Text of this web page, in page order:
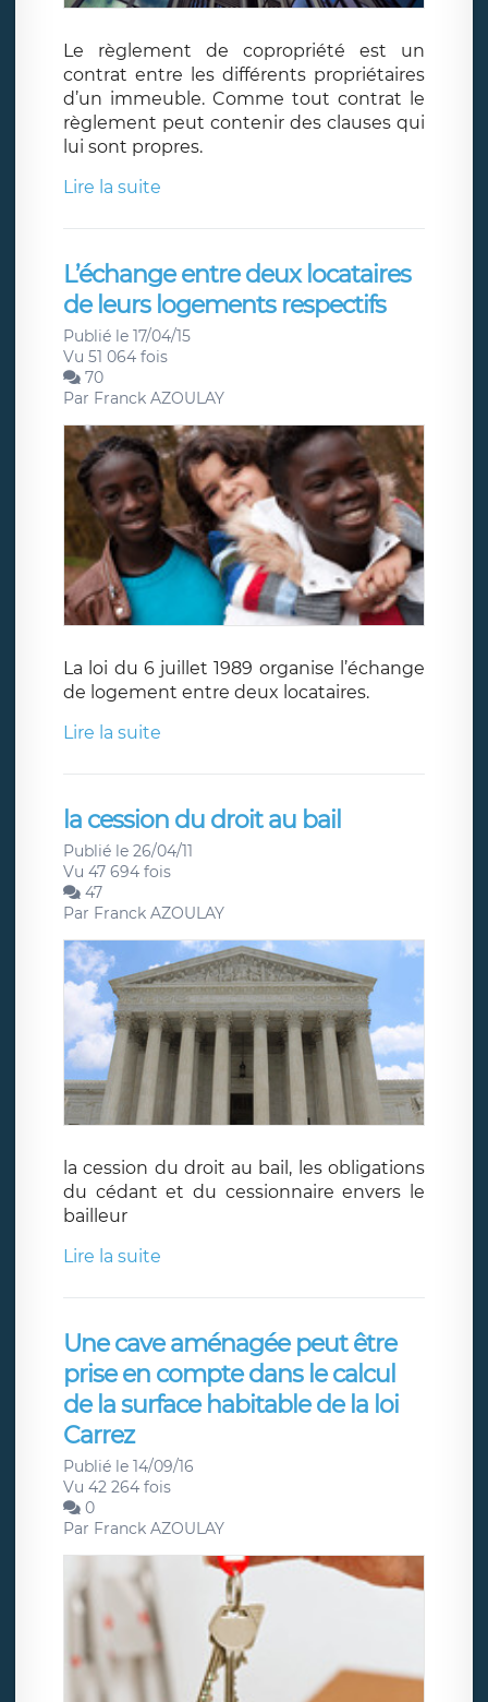
Le règlement de copropriété est un
contrat entre les différents propriétaires
d’un immeuble. Comme tout contrat le
règlement peut contenir des clauses qui
lui sont propres.
Lire la suite
L’échange entre deux locataires
de leurs logements respectifs
Publié le 17/04/15
Vu 51 064 fois
70
Par Franck AZOULAY
La loi du 6 juillet 1989 organise l’échange
de logement entre deux locataires.
Lire la suite
la cession du droit au bail
Publié le 26/04/11
Vu 47 694 fois
47
Par Franck AZOULAY
la cession du droit au bail, les obligations
du cédant et du cessionnaire envers le
bailleur
Lire la suite
Une cave aménagée peut être
prise en compte dans le calcul
de la surface habitable de la loi
Carrez
Publié le 14/09/16
Vu 42 264 fois
0
Par Franck AZOULAY